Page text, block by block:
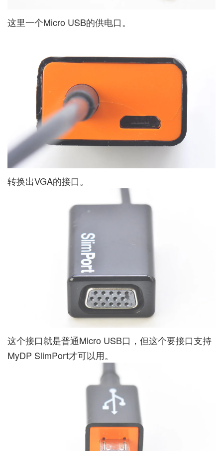
这里一个Micro USB的供电口。
转换出VGA的接口。
这个接口就是普通Micro USB口，但这个要接口支持
MyDP SlimPort才可以用。